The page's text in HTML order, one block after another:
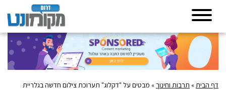
דף הבית» תרבות וחינוך» מבטים על "דקלוג" תערוכת צילום חדשה בגלריית